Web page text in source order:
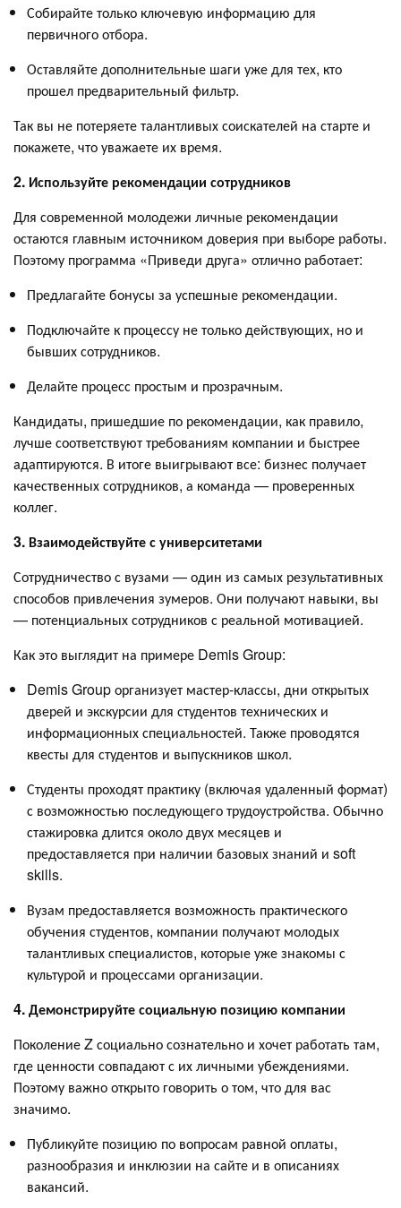
Собирайте только ключевую информацию для
первичного отбора.
Оставляйте дополнительные шаги уже для тех, кто
прошел предварительный фильтр.
Так вы не потеряете талантливых соискателей на старте и
покажете, что уважаете их время.
2. Используйте рекомендации сотрудников
Для современной молодежи личные рекомендации
остаются главным источником доверия при выборе работы.
Поэтому программа «Приведи друга» отлично работает:
Предлагайте бонусы за успешные рекомендации.
Подключайте к процессу не только действующих, но и
бывших сотрудников.
Делайте процесс простым и прозрачным.
Кандидаты, пришедшие по рекомендации, как правило,
лучше соответствуют требованиям компании и быстрее
адаптируются. В итоге выигрывают все: бизнес получает
качественных сотрудников, а команда — проверенных
коллег.
3. Взаимодействуйте с университетами
Сотрудничество с вузами — один из самых результативных
способов привлечения зумеров. Они получают навыки, вы
— потенциальных сотрудников с реальной мотивацией.
Как это выглядит на примере Demis Group:
Demis Group организует мастер-классы, дни открытых
дверей и экскурсии для студентов технических и
информационных специальностей. Также проводятся
квесты для студентов и выпускников школ.
Студенты проходят практику (включая удаленный формат)
с возможностью последующего трудоустройства. Обычно
стажировка длится около двух месяцев и
предоставляется при наличии базовых знаний и soft
skills.
Вузам предоставляется возможность практического
обучения студентов, компании получают молодых
талантливых специалистов, которые уже знакомы с
культурой и процессами организации.
4. Демонстрируйте социальную позицию компании
Поколение Z социально сознательно и хочет работать там,
где ценности совпадают с их личными убеждениями.
Поэтому важно открыто говорить о том, что для вас
значимо.
Публикуйте позицию по вопросам равной оплаты,
разнообразия и инклюзии на сайте и в описаниях
вакансий.